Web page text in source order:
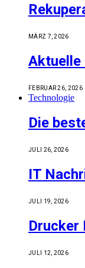
MÄRZ 7, 2026
Aktuelle
FEBRUAR 26, 2026
Technologie
Die
JULI 26, 2026
IT
JULI 19, 2026
Drucker
JULI 12, 2026